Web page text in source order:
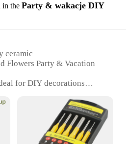
in the Party & wakacje DIY
ceramic
Flowers Party & Vacation
for DIY decorations
Durable and resistant to
Includes 1 filiżanka (coffee